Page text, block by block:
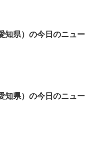
知県）の今日のニュー
知県）の今日のニュー